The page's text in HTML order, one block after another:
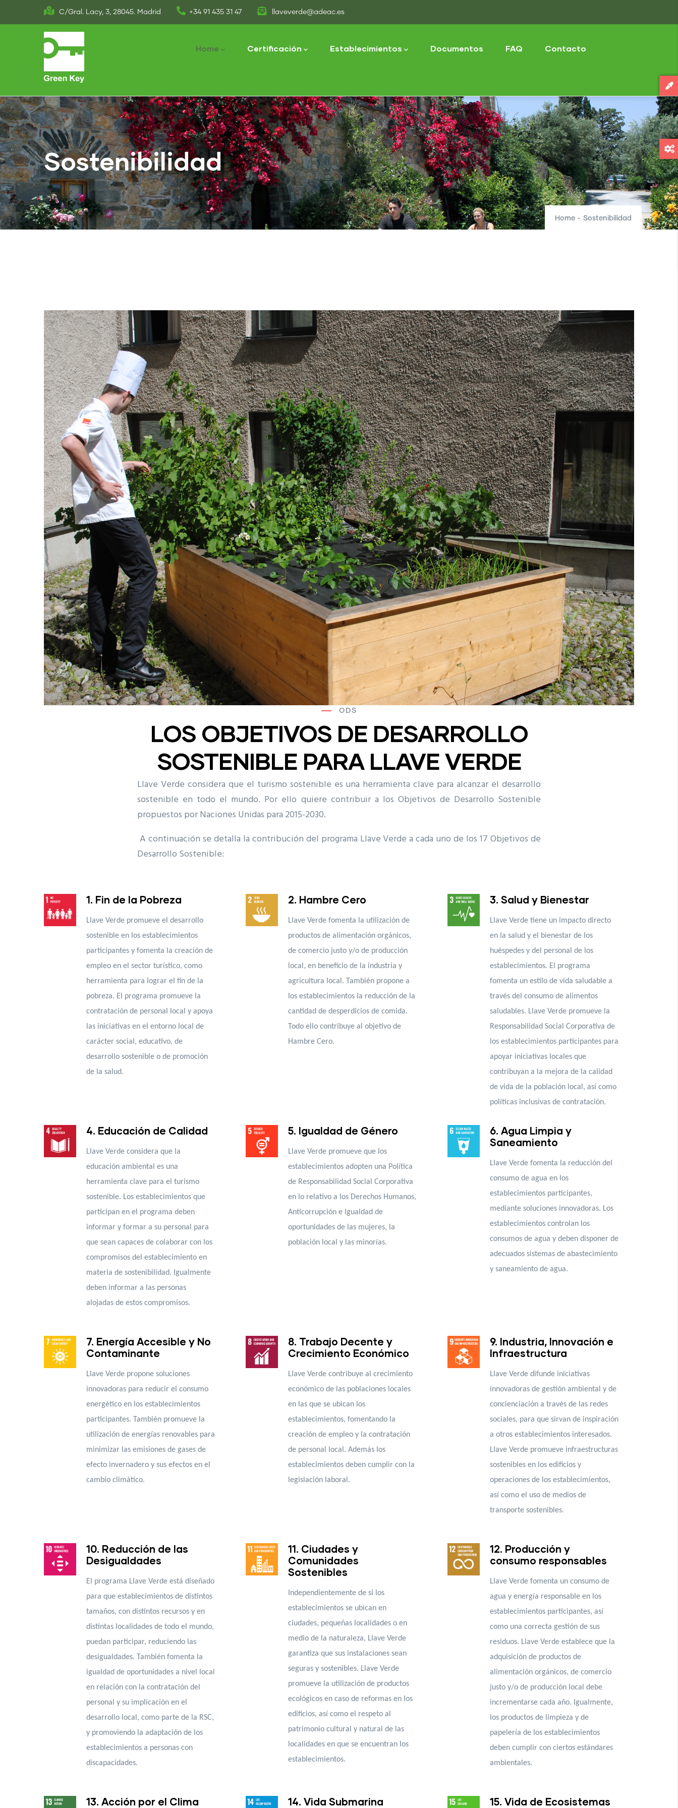
to
C/Gral. Lacy, 3, 28045. Madrid +34 91 435 31 47 llaveverde@adeac.es
navigation
Home Certificación Establecimientos Documentos FAQ Contacto
Sostenibilidad
Home - Sostenibilidad
ODS
LOS OBJETIVOS DE DESARROLLO
SOSTENIBLE PARA LLAVE VERDE
Llave Verde considera que el turismo sostenible es una herramienta clave para alcanzar el desarrollo
sostenible en todo el mundo. Por ello quiere contribuir a los Objetivos de Desarrollo Sostenible
propuestos por Naciones Unidas para 2015-2030.
A continuación se detalla la contribución del programa Llave Verde a cada uno de los 17 Objetivos de
Desarrollo Sostenible:
1. Fin de la Pobreza
Llave Verde promueve el desarrollo
sostenible en los establecimientos
participantes y fomenta la creación de
empleo en el sector turístico, como
herramienta para lograr el fin de la
pobreza. El programa promueve la
contratación de personal local y apoya
las iniciativas en el entorno local de
carácter social, educativo, de
desarrollo sostenible o de promoción
de la salud.
2. Hambre Cero
Llave Verde fomenta la utilización de
productos de alimentación orgánicos,
de comercio justo y/o de producción
local, en beneficio de la industria y
agricultura local. También propone a
los establecimientos la reducción de la
cantidad de desperdicios de comida.
Todo ello contribuye al objetivo de
Hambre Cero.
3. Salud y Bienestar
Llave Verde tiene un impacto directo
en la salud y el bienestar de los
huéspedes y del personal de los
establecimientos. El programa
fomenta un estilo de vida saludable a
través del consumo de alimentos
saludables. Llave Verde promueve la
Responsabilidad Social Corporativa de
los establecimientos participantes para
apoyar iniciativas locales que
contribuyan a la mejora de la calidad
de vida de la población local, así como
políticas inclusivas de contratación.
4. Educación de Calidad
Llave Verde considera que la
educación ambiental es una
herramienta clave para el turismo
sostenible. Los establecimientos que
participan en el programa deben
informar y formar a su personal para
que sean capaces de colaborar con los
compromisos del establecimiento en
materia de sostenibilidad. Igualmente
deben informar a las personas
alojadas de estos compromisos.
5. Igualdad de Género
Llave Verde promueve que los
establecimientos adopten una Política
de Responsabilidad Social Corporativa
en lo relativo a los Derechos Humanos,
Anticorrupción e Igualdad de
oportunidades de las mujeres, la
población local y las minorías.
6. Agua Limpia y
Saneamiento
Llave Verde fomenta la reducción del
consumo de agua en los
establecimientos participantes,
mediante soluciones innovadoras. Los
establecimientos controlan los
consumos de agua y deben disponer de
adecuados sistemas de abastecimiento
y saneamiento de agua.
7. Energía Accesible y No
Contaminante
Llave Verde propone soluciones
innovadoras para reducir el consumo
energético en los establecimientos
participantes. También promueve la
utilización de energías renovables para
minimizar las emisiones de gases de
efecto invernadero y sus efectos en el
cambio climático.
8. Trabajo Decente y
Crecimiento Económico
Llave Verde contribuye al crecimiento
económico de las poblaciones locales
en las que se ubican los
establecimientos, fomentando la
creación de empleo y la contratación
de personal local. Además los
establecimientos deben cumplir con la
legislación laboral.
9. Industria, Innovación e
Infraestructura
Llave Verde difunde iniciativas
innovadoras de gestión ambiental y de
concienciación a través de las redes
sociales, para que sirvan de inspiración
a otros establecimientos interesados.
Llave Verde promueve infraestructuras
sostenibles en los edificios y
operaciones de los establecimientos,
así como el uso de medios de
transporte sostenibles.
10. Reducción de las
Desigualdades
El programa Llave Verde está diseñado
para que establecimientos de distintos
tamaños, con distintos recursos y en
distintas localidades de todo el mundo,
puedan participar, reduciendo las
desigualdades. También fomenta la
igualdad de oportunidades a nivel local
en relación con la contratación del
personal y su implicación en el
desarrollo local, como parte de la RSC,
y promoviendo la adaptación de los
establecimientos a personas con
discapacidades.
11. Ciudades y
Comunidades
Sostenibles
Independientemente de si los
establecimientos se ubican en
ciudades, pequeñas localidades o en
medio de la naturaleza, Llave Verde
garantiza que sus instalaciones sean
seguras y sostenibles. Llave Verde
promueve la utilización de productos
ecológicos en caso de reformas en los
edificios, así como el respeto al
patrimonio cultural y natural de las
localidades en que se encuentran los
establecimientos.
12. Producción y
consumo responsables
Llave Verde fomenta un consumo de
agua y energía responsable en los
establecimientos participantes, así
como una correcta gestión de sus
residuos. Llave Verde establece que la
adquisición de productos de
alimentación orgánicos, de comercio
justo y/o de producción local debe
incrementarse cada año. Igualmente,
los productos de limpieza y de
papelería de los establecimientos
deben cumplir con ciertos estándares
ambientales.
13. Acción por el Clima 14. Vida Submarina
15. Vida de Ecosistemas